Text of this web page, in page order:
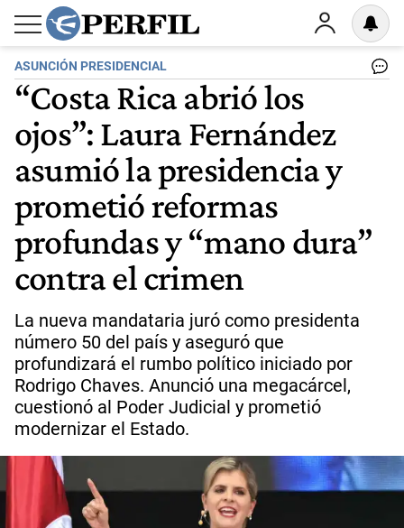
ASUNCIÓN PRESIDENCIAL
“Costa Rica abrió los
ojos”: Laura Fernández
asumió la presidencia y
prometió reformas
profundas y “mano dura”
contra el crimen
La nueva mandataria juró como presidenta
número 50 del país y aseguró que
profundizará el rumbo político iniciado por
Rodrigo Chaves. Anunció una megacárcel,
cuestionó al Poder Judicial y prometió
modernizar el Estado.